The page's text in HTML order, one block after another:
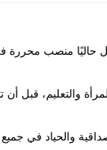
منصب محررة في
والتعليم،
والحياد في جميع